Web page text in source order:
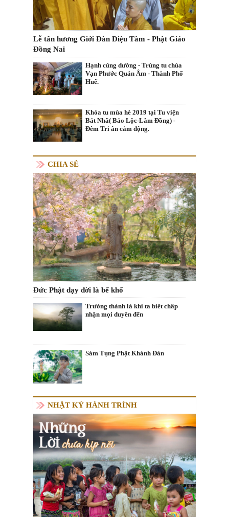
Lễ tấn hương Giới Đàn Diệu Tâm - Phật Giáo
Đồng Nai
Hạnh cúng dường - Trùng tu chùa
Vạn Phước Quán Âm - Thành Phố
Huế.
Khóa tu mùa hè 2019 tại Tu viện
Bát Nhã( Bảo Lộc-Lâm Đồng) -
Đêm Tri ân cảm động.
CHIA SẺ
Đức Phật dạy đời là bể khổ
Trưởng thành là khi ta biết chấp
nhận mọi duyên đến
Sám Tụng Phật Khánh Đản
NHẬT KÝ HÀNH TRÌNH